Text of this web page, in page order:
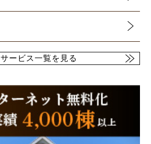
サービス一覧を見る